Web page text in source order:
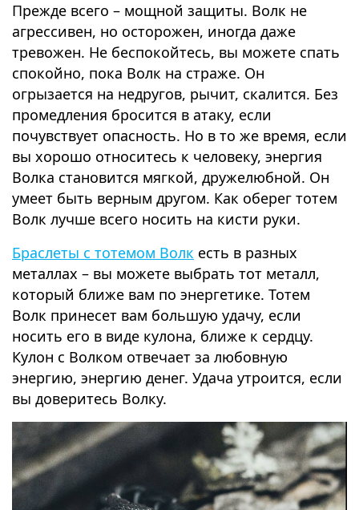
Прежде всего – мощной защиты. Волк не
агрессивен, но осторожен, иногда даже
тревожен. Не беспокойтесь, вы можете спать
спокойно, пока Волк на страже. Он
огрызается на недругов, рычит, скалится. Без
промедления бросится в атаку, если
почувствует опасность. Но в то же время, если
вы хорошо относитесь к человеку, энергия
Волка становится мягкой, дружелюбной. Он
умеет быть верным другом. Как оберег тотем
Волк лучше всего носить на кисти руки.
Браслеты с тотемом Волк есть в разных
металлах – вы можете выбрать тот металл,
который ближе вам по энергетике. Тотем
Волк принесет вам большую удачу, если
носить его в виде кулона, ближе к сердцу.
Кулон с Волком отвечает за любовную
энергию, энергию денег. Удача утроится, если
вы доверитесь Волку.